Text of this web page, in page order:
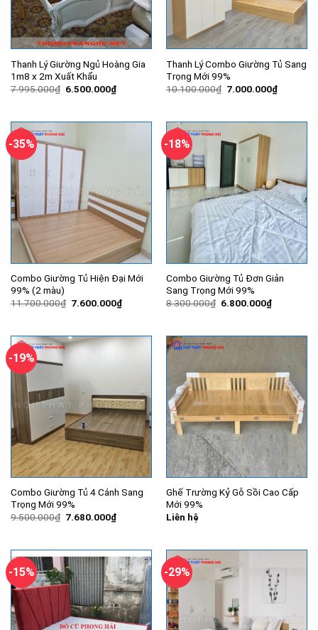
Thanh Lý Giường Ngủ Hoàng Gia
1m8 x 2m Xuất Khẩu
7.995.000₫ Giá
6.500.000₫Giá
hiện
6.500.000₫.
Thanh Lý Combo Giường Tủ Sang
Trọng Mới 99%
10.100.000₫ Giá
7.000.000₫Giá
hiện
-35%
Combo Giường Tủ Hiện Đại Mới
99% (2 màu)
11.700.000₫ Giá
7.600.000₫Giá
hiện
7.600.000₫.
-18%
Combo Giường Tủ Đơn Giản
Sang Trọng Mới 99%
8.300.000₫ Giá
6.800.000₫Giá
hiện
-19%
Combo Giường Tủ 4 Cánh Sang
Trọng Mới 99%
9.500.000₫ Giá
7.680.000₫Giá
hiện
7.680.000₫.
Ghế Trường Kỷ Gỗ Sồi Cao Cấp
Mới 99%
Liên hệ
-15% -29%